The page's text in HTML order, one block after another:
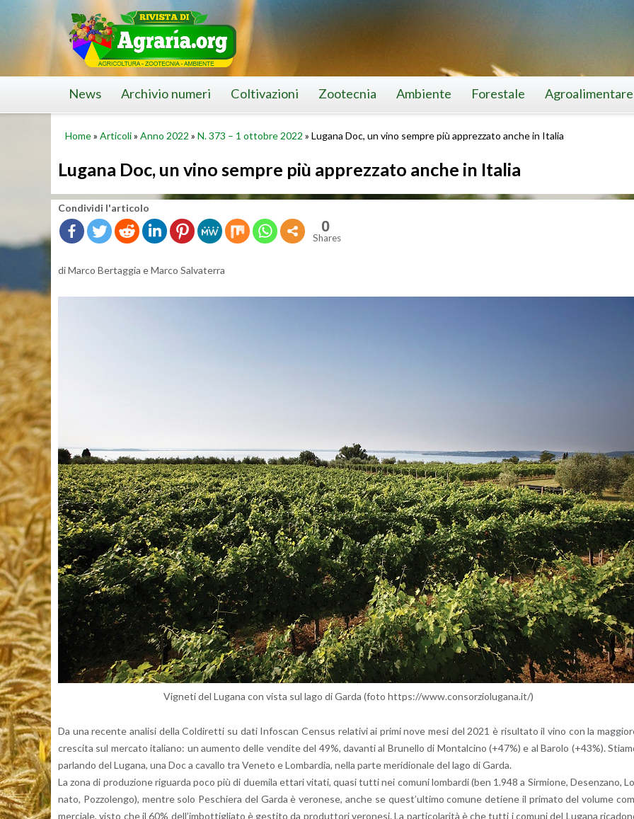
News Archivio numeri Coltivazioni Zootecnia Ambiente Forestale Agroalimentare
Home» Articoli» Anno 2022 » N. 373 – 1 ottobre 2022 » Lugana Doc, un vino sempre più apprezzato anche in Italia
Lugana Doc, un vino sempre più apprezzato anche in Italia
Con­di­vi­di l'ar­ti­co­lo
0
Shares
di Marco Ber­tag­gia e Marco Sal­va­ter­ra
Vi­gne­ti del Lu­ga­na con vista sul lago di Garda (foto https://​www.​con​sorz​iolu​gana.​it/)
Da una re­cen­te ana­li­si della Col­di­ret­ti su dati In­fo­scan Cen­sus re­la­ti­vi ai primi nove mesi del 2021 è ri­sul­ta­to il vino con la
cre­sci­ta sul mer­ca­to ita­lia­no: un au­men­to delle ven­di­te del 49%, da­van­ti al Bru­nel­lo di Mon­tal­ci­no (+47%) e al Ba­ro­lo (+43%).
par­lan­do del Lu­ga­na, una Doc a ca­val­lo tra Ve­ne­to e Lom­bar­dia, nella parte me­ri­dio­na­le del lago di Garda.
La zona di pro­du­zio­ne ri­guar­da poco più di due­mi­la et­ta­ri vi­ta­ti, quasi tutti nei co­mu­ni lom­bar­di (ben 1.948 a Sir­mio­ne, De­sen­za­no,
na­to, Poz­zo­len­go), men­tre solo Pe­schie­ra del Garda è ve­ro­ne­se, anche se que­st’ul­ti­mo co­mu­ne de­tie­ne il pri­ma­to del vo­lu­me
mer­cia­le, visto che il 60% del­l’im­bot­ti­glia­to è ge­sti­to da pro­dut­to­ri ve­ro­ne­si. La par­ti­co­la­ri­tà è che tutti i co­mu­ni del Lu­ga­na